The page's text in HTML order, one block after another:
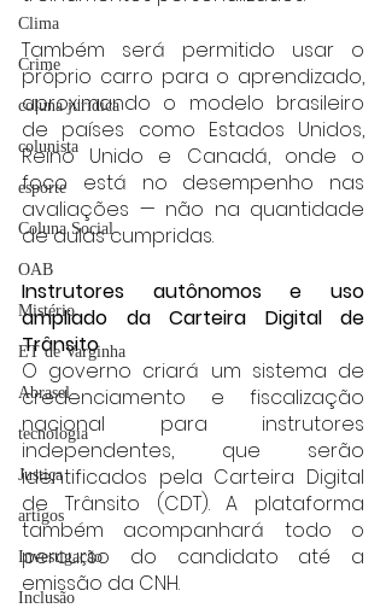
Clima
Crime
coluna juridica
colunista
esporte
Coluna Social
OAB
Mistério
ET de Varginha
Abrasel
tecnologia
Justiça
artigos
Investigação
Inclusão
Também será permitido usar o
próprio carro para o aprendizado,
aproximando o modelo brasileiro
de países como Estados Unidos,
Reino Unido e Canadá, onde o
foco está no desempenho nas
avaliações — não na quantidade
de aulas cumpridas.
Instrutores autônomos e uso
ampliado da Carteira Digital de
Trânsito
O governo criará um sistema de
credenciamento e fiscalização
nacional para instrutores
independentes, que serão
identificados pela Carteira Digital
de Trânsito (CDT). A plataforma
também acompanhará todo o
percurso do candidato até a
emissão da CNH.